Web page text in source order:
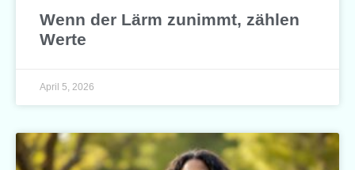
Wenn der Lärm zunimmt, zählen
Werte
April 5, 2026